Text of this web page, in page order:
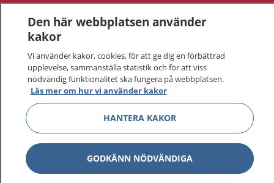
Visa
Om 1177
Kontakt
Behandling av personuppgifter
Hantering av kakor
Den här webbplatsen använder
kakor
Vi använder kakor, cookies, för att ge dig en förbättrad
upplevelse, sammanställa statistik och för att viss
nödvändig funktionalitet ska fungera på webbplatsen.
Läs mer om hur vi använder kakor
HANTERA KAKOR
GODKÄNN NÖDVÄNDIGA